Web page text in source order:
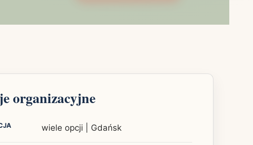
organizacyjne
wiele opcji | Gdańsk